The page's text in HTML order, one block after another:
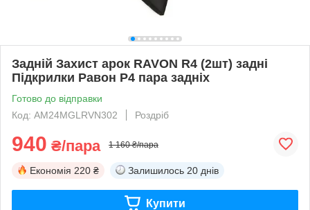
Задній Захист арок RAVON R4 (2шт) задні
Підкрилки Равон Р4 пара задніх
Готово до відправки
Код: AM24MGLRVN302
Роздріб
940 ₴/пара 1 160 ₴/пара
Економія 220 ₴ Залишилось 20 днів
Купити